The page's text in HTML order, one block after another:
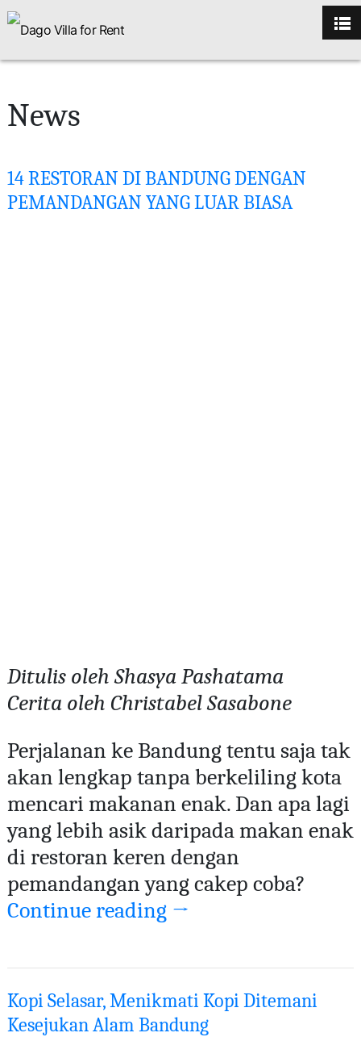
News
14 RESTORAN DI BANDUNG DENGAN
PEMANDANGAN YANG LUAR BIASA
Ditulis oleh Shasya Pashatama
Cerita oleh Christabel Sasabone
Perjalanan ke Bandung tentu saja tak
akan lengkap tanpa berkeliling kota
mencari makanan enak. Dan apa lagi
yang lebih asik daripada makan enak
di restoran keren dengan
pemandangan yang cakep coba?
Continue reading →
Kopi Selasar, Menikmati Kopi Ditemani
Kesejukan Alam Bandung